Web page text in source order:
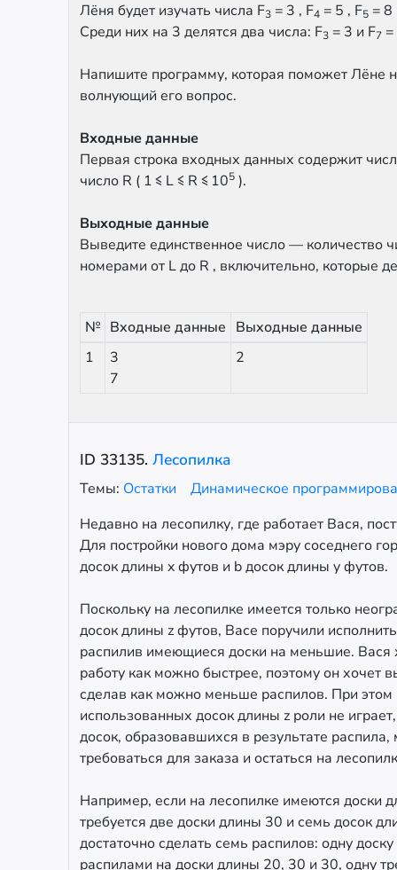
Лёня будет изучать числа F3 = 3 , F4 = 5 , F5 = 8
Среди них на 3 делятся два числа: F3 = 3 и F7
Напишите программу, которая поможет Лёне
волнующий его вопрос.
Входные данные
Первая строка входных данных содержит
число R ( 1 ≤ L ≤ R ≤ 105 ).
Выходные данные
Выведите единственное число — количество
номерами от L до R , включительно, которые
№ Входные данные Выходные данные
1
3
7
2
ID 33135. Лесопилка
Темы: Остатки
Динамическое
Недавно на лесопилку, где работает Вася,
Для постройки нового дома мэру соседнего
досок длины x футов и b досок длины y футов.
Поскольку на лесопилке имеется только
досок длины z футов, Васе поручили
распилив имеющиеся доски на меньшие. Вася
работу как можно быстрее, поэтому он хочет
сделав как можно меньше распилов. При этом
использованных досок длины z роли не
досок, образовавшихся в результате
требоваться для заказа и остаться на
Например, если на лесопилке имеются доски
требуется две доски длины 30 и семь досок
достаточно сделать семь распилов: одну
распилами на доски длины 20, 30 и 30, одну